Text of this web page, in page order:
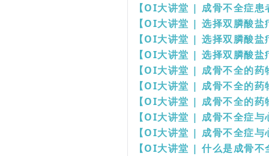
【OI大讲堂 | 成骨不全症
【OI大讲堂 | 选择双膦酸
【OI大讲堂 | 选择双膦酸
【OI大讲堂 | 选择双膦酸
【OI大讲堂 | 成骨不全的药
【OI大讲堂 | 成骨不全的药
【OI大讲堂 | 成骨不全的药
【OI大讲堂 | 成骨不全症与
【OI大讲堂 | 成骨不全症与
【OI大讲堂 | 什么是成骨不